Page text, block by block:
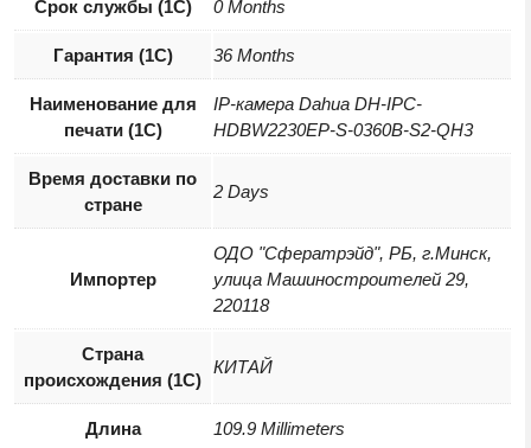
Срок службы (1С) 0 Months
Гарантия (1С) 36 Months
Наименование для
печати (1С)
IP-камера Dahua DH-IPC-
HDBW2230EP-S-0360B-S2-QH3
Время доставки по
стране
2 Days
Импортер
ОДО "Сфератрэйд", РБ, г.Минск,
улица Машиностроителей 29,
220118
Страна
происхождения (1С)
КИТАЙ
Длина 109.9 Millimeters